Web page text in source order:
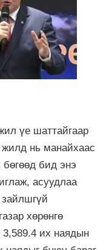
үе шаттайгаар
жилд нь манайхаас
бид энэ
асуудлаа
хөрөнгө
их наядын